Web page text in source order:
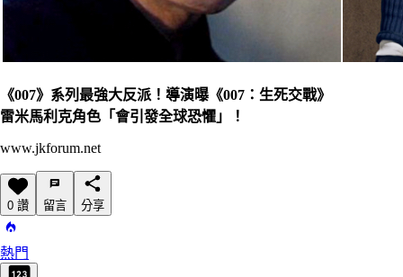
《007》系列最強大反派！導演曝《007：生死交戰》
雷米馬利克角色「會引發全球恐懼」！
www.jkforum.net
0 讚 留言 分享
熱門